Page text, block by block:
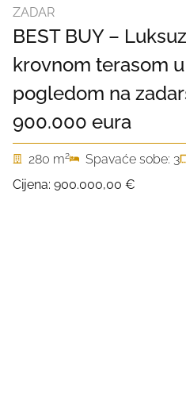
ZADAR
BEST BUY –
krovnom terasom
pogledom na
900.000 eura
280 m2 Spavaće sobe: 3
Cijena: 900.000,00 €